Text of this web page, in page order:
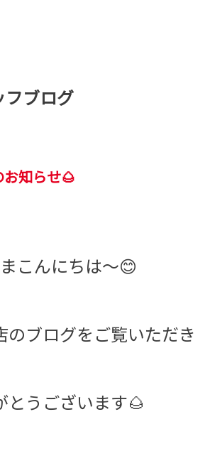
ブログ
知らせ🌰
こんにちは～😊
のブログをご覧いただき
とうございます🌰